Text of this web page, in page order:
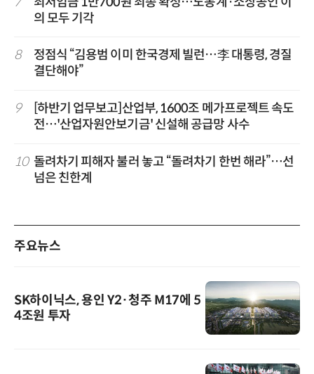
의 모두 기각
8
정점식 “김용범 이미 한국경제 빌런…李 대통령, 경질
결단해야”
9
[하반기 업무보고]산업부, 1600조 메가프로젝트 속도
전…'산업자원안보기금' 신설해 공급망 사수
10 돌려차기 피해자 불러 놓고 “돌려차기 한번 해라”…선
넘은 친한계
주요뉴스
SK하이닉스, 용인 Y2·청주 M17에 5
4조원 투자